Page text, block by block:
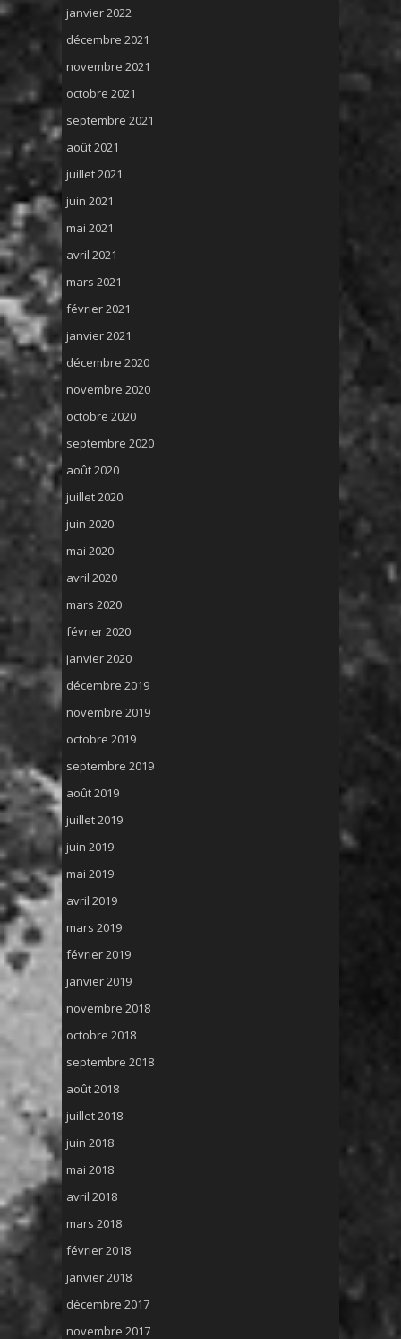
janvier 2022
décembre 2021
novembre 2021
octobre 2021
septembre 2021
août 2021
juillet 2021
juin 2021
mai 2021
avril 2021
mars 2021
février 2021
janvier 2021
décembre 2020
novembre 2020
octobre 2020
septembre 2020
août 2020
juillet 2020
juin 2020
mai 2020
avril 2020
mars 2020
février 2020
janvier 2020
décembre 2019
novembre 2019
octobre 2019
septembre 2019
août 2019
juillet 2019
juin 2019
mai 2019
avril 2019
mars 2019
février 2019
janvier 2019
novembre 2018
octobre 2018
septembre 2018
août 2018
juillet 2018
juin 2018
mai 2018
avril 2018
mars 2018
février 2018
janvier 2018
décembre 2017
novembre 2017